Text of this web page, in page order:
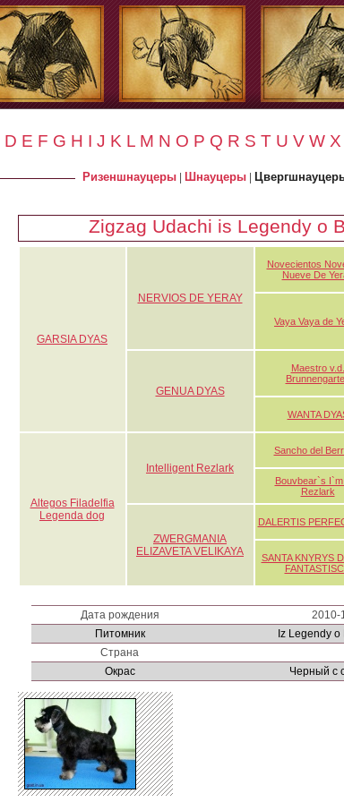
D E F G H I J K L M N O P Q R S T U V W X
Ризеншнауцеры Шнауцеры
Zigzag Udachi is Legendy o
GARSIA DYAS
NERVIOS DE YERAY
Novecientos
Nueve De
Vaya Vaya de
GENUA DYAS
Maestro v.d.
WANTA
Altegos Filadelfia
Legenda dog
Intelligent Rezlark
Sancho del
Bouvbear`s
Rezlark
ZWERGMANIA
ELIZAVETA VELIKAYA
DALERTIS
SANTA KNYRYS
Дата рождения
2010-
Питомник
Iz Legendy
Страна
Oкрас
Черный с